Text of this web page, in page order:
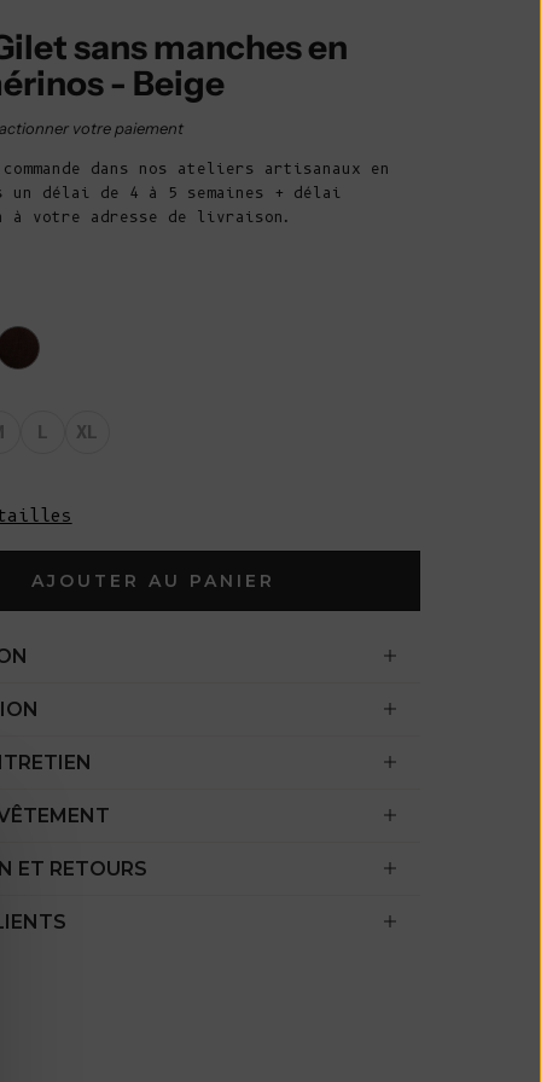
Bénin (XOF Fr)
€)
britanniques
(XOF Fr)
Burundi (BIF
sans manches en
- Beige
ventevotre paiement
dans nos ateliers artisanaux en
un délai de 4 à 5 semaines + délai
à votre adresse de livraison.
L XL
tailles
AJOUTER AU PANIER
ET RETOURS